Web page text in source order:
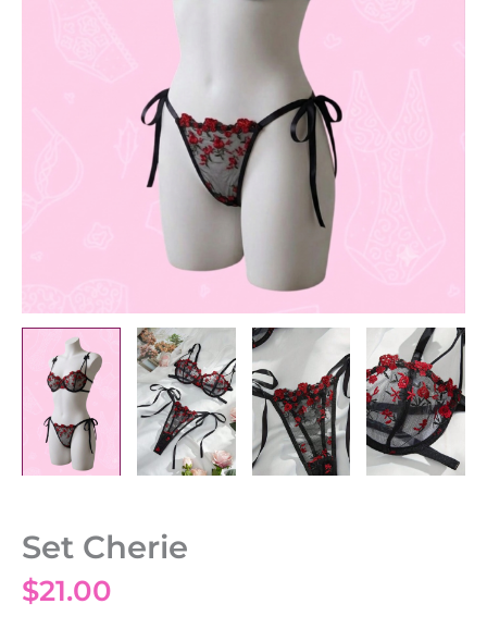
Set Cherie
$21.00